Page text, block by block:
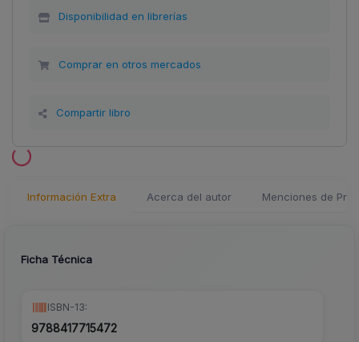
Disponibilidad en librerías
Comprar en otros mercados
Compartir libro
Información Extra Acerca del autor Menciones de
Ficha Técnica
ISBN-13:
9788417715472